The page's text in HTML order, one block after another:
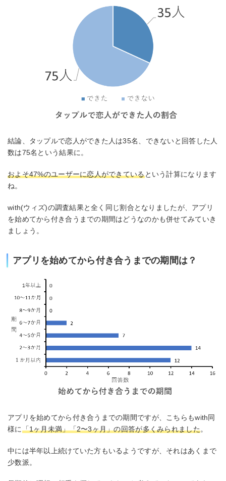
結論、タップルで恋人ができた人は35名、できないと回答した人
数は75名という結果に。
およそ47%のユーザーに恋人ができているという計算になります
ね。
with(ウィズ)の調査結果と全く同じ割合となりましたが、アプリ
を始めてから付き合うまでの期間はどうなのかも併せてみていき
ましょう。
アプリを始めてから付き合うまでの期間は？
アプリを始めてから付き合うまでの期間ですが、こちらもwith同
様に「1ヶ月未満」「2〜3ヶ月」の回答が多くみられました。
中には半年以上続けていた方もいるようですが、それはあくまで
少数派。